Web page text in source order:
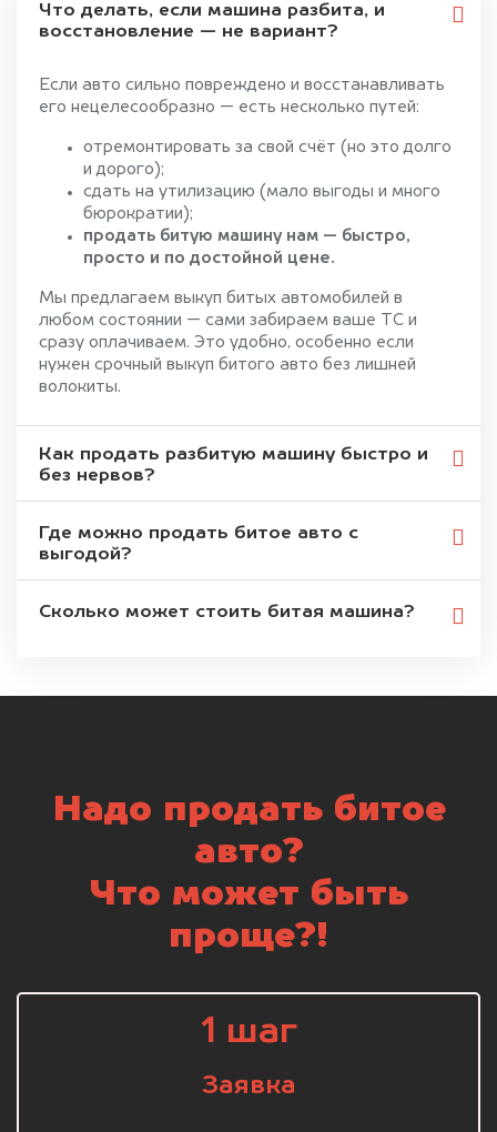
Что делать, если машина разбита, и
восстановление — не вариант?
Если авто сильно повреждено и восстанавливать
его нецелесообразно — есть несколько путей:
отремонтировать за свой счёт (но это долго
и дорого);
сдать на утилизацию (мало выгоды и много
бюрократии);
продать битую машину нам — быстро,
просто и по достойной цене.
Мы предлагаем выкуп битых автомобилей в
любом состоянии — сами забираем ваше ТС и
сразу оплачиваем. Это удобно, особенно если
нужен срочный выкуп битого авто без лишней
волокиты.
Как продать разбитую машину быстро и
без нервов?
Где можно продать битое авто с
выгодой?
Сколько может стоить битая машина?
Надо продать битое
авто?
Что может быть
проще?!
1 шаг
Заявка